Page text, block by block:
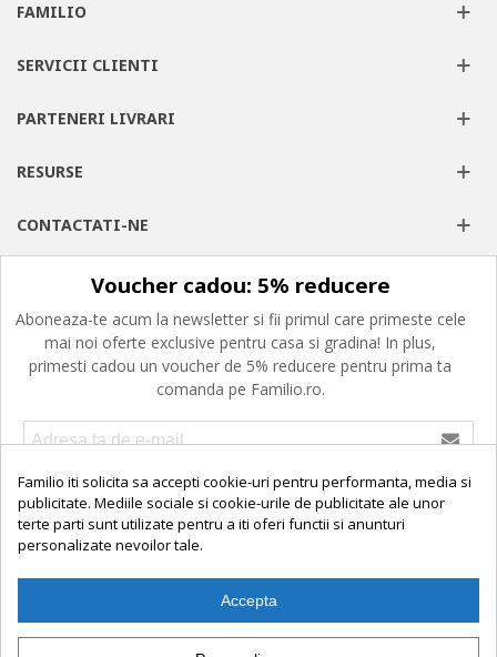
FAMILIO
SERVICII CLIENTI
PARTENERI LIVRARI
RESURSE
CONTACTATI-NE
Voucher cadou: 5% reducere
Aboneaza-te acum la newsletter si fii primul care primeste cele
mai noi oferte exclusive pentru casa si gradina! In plus,
primesti cadou un voucher de 5% reducere pentru prima ta
comanda pe Familio.ro.
Confirm ca am peste 16 ani, am citit, am inteles si imi exprim
consimtamantul privind prelucrarea datelor cu caracter personal,
politica de cookies si termenii si conditiile de utilizare.
© 2025 Familio. Toate preturile afisate sunt in Lei si includ TVA.
Familio iti solicita sa accepti cookie-uri pentru performanta, media si
publicitate. Mediile sociale si cookie-urile de publicitate ale unor
terte parti sunt utilizate pentru a iti oferi functii si anunturi
personalizate nevoilor tale.
Accepta